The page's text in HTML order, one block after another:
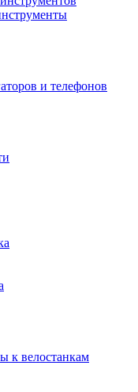
и телефонов
к велостанкам